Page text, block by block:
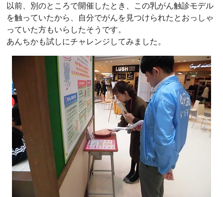
以前、別のところで開催したとき、この乳がん触診モデル
を触っていたから、自分でがんを見つけられたとおっしゃ
っていた方もいらしたそうです。
あんちかも試しにチャレンジしてみました。